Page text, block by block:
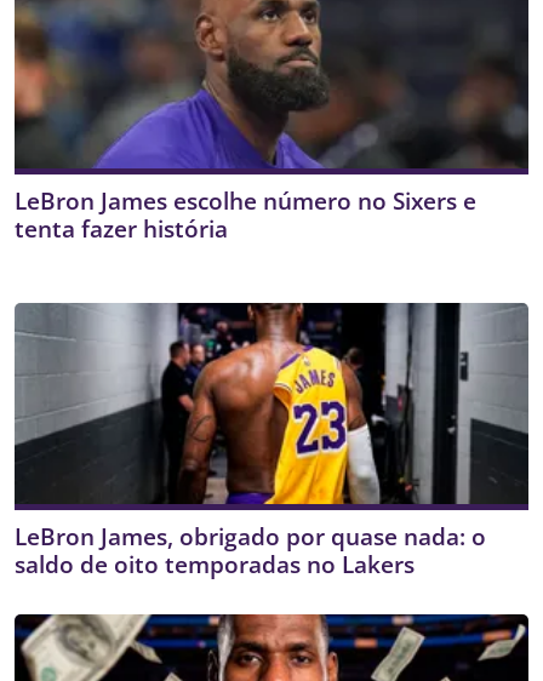
LeBron James escolhe número no Sixers e
tenta fazer história
LeBron James, obrigado por quase nada: o
saldo de oito temporadas no Lakers